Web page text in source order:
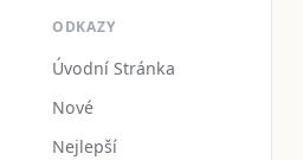
ODKAZY
Úvodní Stránka
Nové
Nejlepší